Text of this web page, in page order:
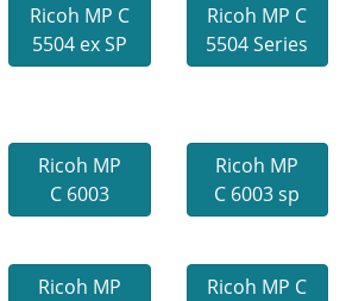
Ricoh MP C
5504 ex SP
Ricoh MP C
5504 Series
Ricoh MP
C 6003
Ricoh MP
C 6003 sp
Ricoh MP
Ricoh MP C